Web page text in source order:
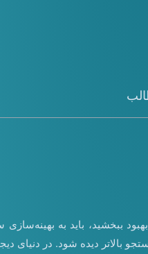
ببخشید، باید به
دیده شود. در دنیای